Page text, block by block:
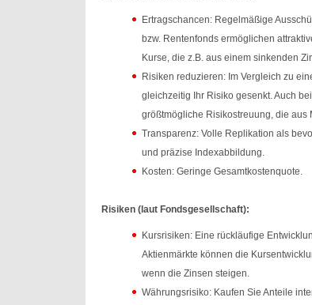
Ertragschancen: Regelmäßige
bzw. Rentenfonds ermöglichen
Kurse, die z.B. aus einem sinkenden
Risiken reduzieren: Im Vergleich zu
gleichzeitig Ihr Risiko gesenkt. Auch
größtmögliche Risikostreuung, die aus
Transparenz: Volle Replikation als
und präzise Indexabbildung.
Kosten: Geringe Gesamtkostenquote.
Risiken (laut Fondsgesellschaft):
Kursrisiken: Eine rückläufige
Aktienmärkte können die
wenn die Zinsen steigen.
Währungsrisiko: Kaufen Sie Anteile